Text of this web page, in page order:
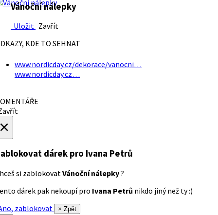
Vánoční nálepky
Uložit Zavřít
KDE TO SEHNAT
www.nordicday.cz/dekorace/vanocni…
www.nordicday.cz…
dárek pro Ivana Petrů
si zablokovatVánoční nálepky?
dárek pak nekoupí pro Ivana Petrů nikdo jiný než ty :)
zablokovat
× Zpět